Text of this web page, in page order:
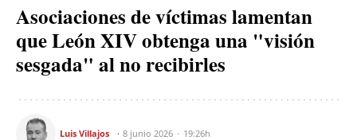
Asociaciones de víctimas lamentan
que León XIV obtenga una "visión
sesgada" al no recibirles
Luis Villajos 8 junio 2026 19:26h